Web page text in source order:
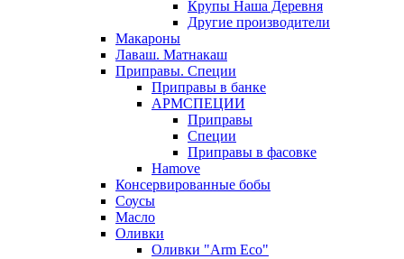
Крупы Наша Деревня
Другие производители
Макароны
Лаваш. Матнакаш
Приправы. Специи
Приправы в банке
АРМСПЕЦИИ
Приправы
Специи
Приправы в фасовке
Hamove
Консервированные бобы
Соусы
Масло
Оливки
Оливки "Arm Eco"